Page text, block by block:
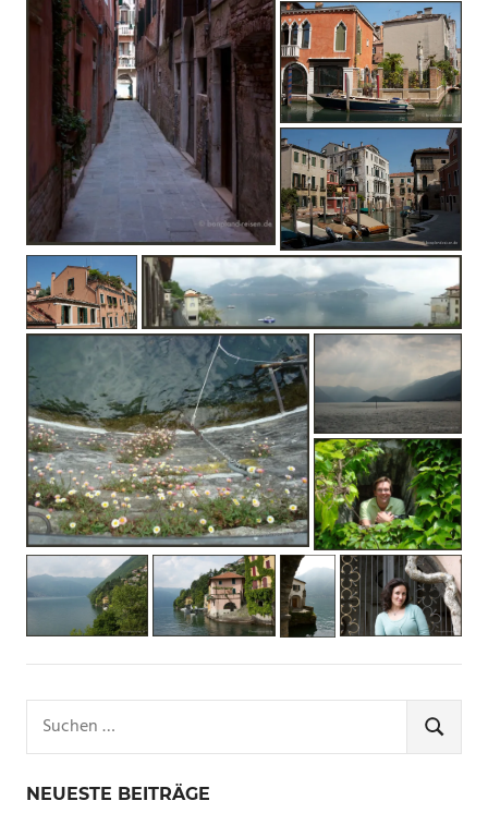
nach:
SUCHEN
NEUESTE BEITRÄGE